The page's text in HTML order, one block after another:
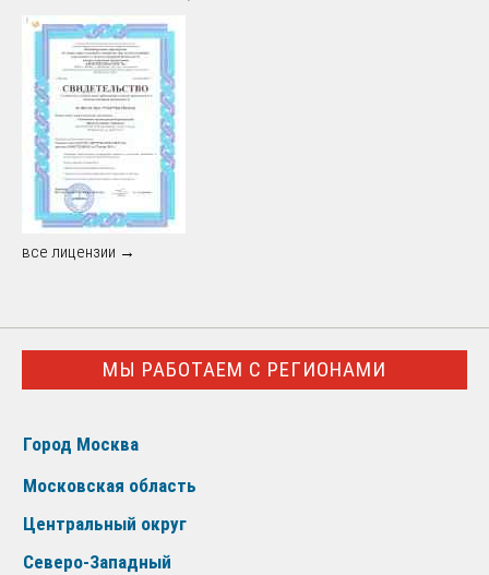
все лицензии →
МЫ РАБОТАЕМ С РЕГИОНАМИ
Город Москва
Московская область
Центральный округ
Северо-Западный